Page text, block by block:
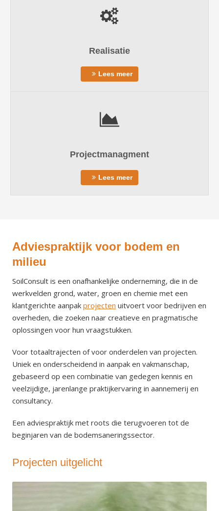
Realisatie
Lees meer
Projectmanagment
Lees meer
Adviespraktijk voor bodem en
milieu
SoilConsult is een onafhankelijke onderneming, die in de
werkvelden grond, water, groen en chemie met een
klantgerichte aanpak projecten uitvoert voor bedrijven en
overheden, die zoeken naar creatieve en pragmatische
oplossingen voor hun vraagstukken.
Voor totaaltrajecten of voor onderdelen van projecten.
Uniek en onderscheidend in aanpak en vakmanschap,
gebaseerd op een combinatie van gedegen kennis en
veelzijdige, jarenlange praktijkervaring in aannemerij en
consultancy.
Een adviespraktijk met roots die terugvoeren tot de
beginjaren van de bodemsaneringssector.
Projecten uitgelicht